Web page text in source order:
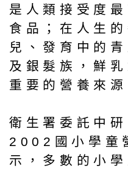
是人類接受度
食品；在人生
兒、發育中的
及銀髮族，鮮
重要的營養來源
衛生署委託中
2002國小學童
示，多數的小